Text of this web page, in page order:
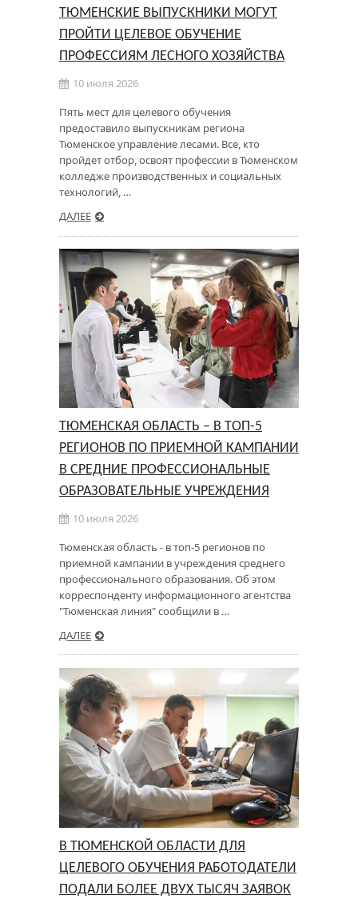
ТЮМЕНСКИЕ ВЫПУСКНИКИ МОГУТ
ПРОЙТИ ЦЕЛЕВОЕ ОБУЧЕНИЕ
ПРОФЕССИЯМ ЛЕСНОГО ХОЗЯЙСТВА
10 июля 2026
Пять мест для целевого обучения
предоставило выпускникам региона
Тюменское управление лесами. Все, кто
пройдет отбор, освоят профессии в Тюменском
колледже производственных и социальных
технологий, …
ДАЛЕЕ
ТЮМЕНСКАЯ ОБЛАСТЬ – В ТОП-5
РЕГИОНОВ ПО ПРИЕМНОЙ КАМПАНИИ
В СРЕДНИЕ ПРОФЕССИОНАЛЬНЫЕ
ОБРАЗОВАТЕЛЬНЫЕ УЧРЕЖДЕНИЯ
10 июля 2026
Тюменская область - в топ-5 регионов по
приемной кампании в учреждения среднего
профессионального образования. Об этом
корреспонденту информационного агентства
"Тюменская линия" сообщили в …
ДАЛЕЕ
В ТЮМЕНСКОЙ ОБЛАСТИ ДЛЯ
ЦЕЛЕВОГО ОБУЧЕНИЯ РАБОТОДАТЕЛИ
ПОДАЛИ БОЛЕЕ ДВУХ ТЫСЯЧ ЗАЯВОК